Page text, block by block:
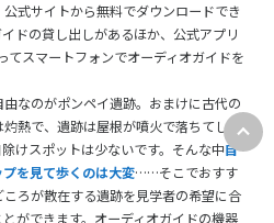
式サイトから無料でダウンロードでき
ドの貸し出しがあるほか、公式アプリ
てスマートフォンでオーディオガイドを
なのがポンペイ遺跡。おまけに古代の
熱で、遺跡は屋根が噴火で落ちてしま
けスポットは少ないです。そんな中自
を見て歩くのは大変……そこでおすす
ろが散在する遺跡を見学者の希望に合
ができます。オーディオガイドの機器